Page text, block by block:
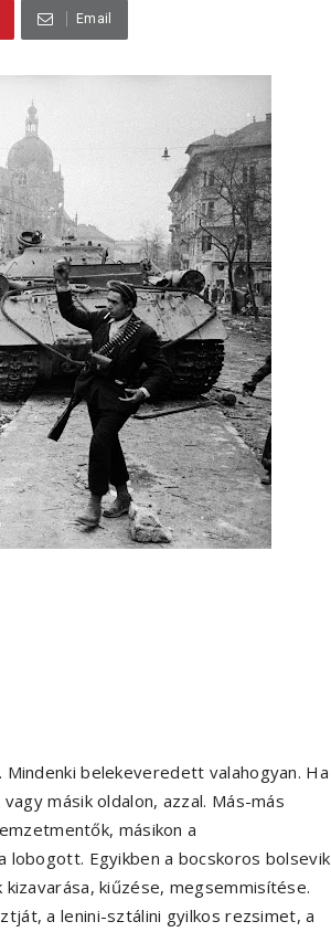
Email
belekeveredett valahogyan. Ha
másik oldalon, azzal. Más-más
másikon a
lobogott. Egyikben a bocskoros bolsevik
kiűzése, megsemmisítése.
a lenini-sztálini gyilkos rezsimet, a